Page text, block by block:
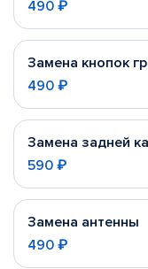
490 ₽
Замена кнопок
490 ₽
Замена задней
590 ₽
Замена антенны
490 ₽